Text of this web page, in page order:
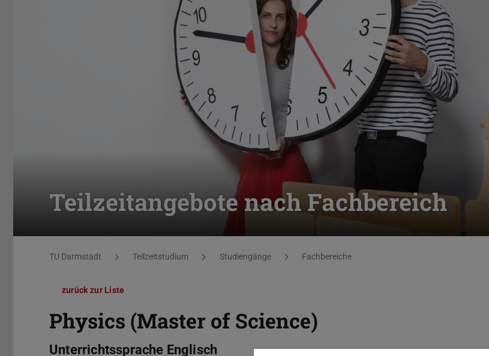
Teilzeitangebote nach Fachbereich
Sie befinden sich hier:
TU Darmstadt Teilzeitstudium Studiengänge Fachbereiche
zurück zur Liste
Physics (Master of Science)
Unterrichtssprache Englisch